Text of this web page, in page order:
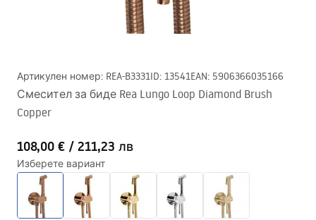
Артикулен номер: REA-B3331ID: 13541EAN: 5906366035166
Смесител за биде Rea Lungo Loop Diamond Brush
Copper
108,00 € / 211,23 лв
Изберете вариант